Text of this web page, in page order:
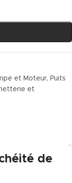
et Moteur, Puits
et
de